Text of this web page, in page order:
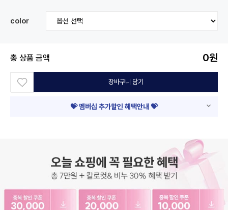
color
총 상품 금액 0원
장바구니 담기
💝 멤버십 추가할인 혜택안내 💝